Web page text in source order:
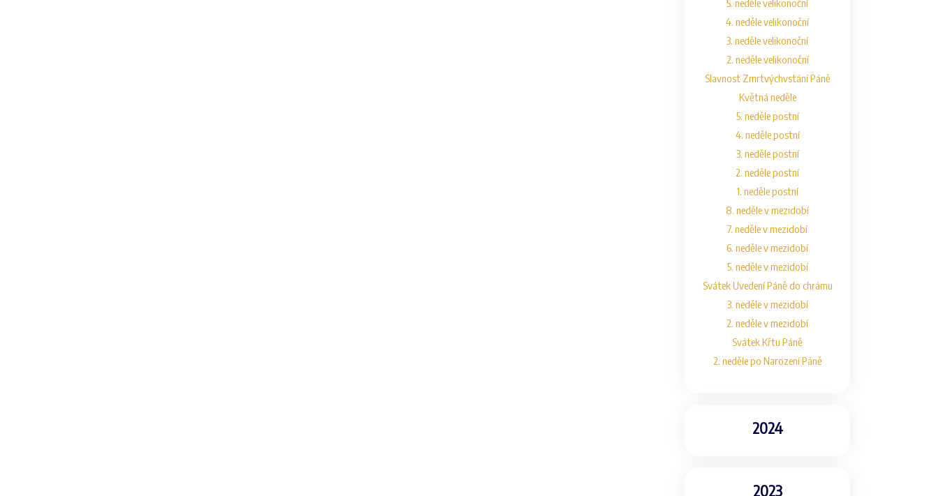
5. neděle velikonoční
4. neděle velikonoční
3. neděle velikonoční
2. neděle velikonoční
Slavnost Zmrtvýchvstání Páně
Květná neděle
5. neděle postní
4. neděle postní
3. neděle postní
2. neděle postní
1. neděle postní
8. neděle v mezidobí
7. neděle v mezidobí
6. neděle v mezidobí
5. neděle v mezidobí
Svátek Uvedení Páně do chrámu
3. neděle v mezidobí
2. neděle v mezidobí
Svátek Křtu Páně
2. neděle po Narození Páně
2024
2023